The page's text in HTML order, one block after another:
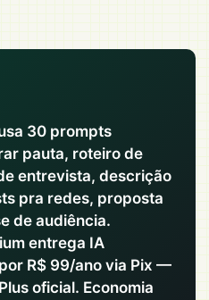
30 prompts
pauta, roteiro de
entrevista, descrição
pra redes, proposta
de audiência.
entrega IA
R$ 99/ano via Pix —
oficial. Economia